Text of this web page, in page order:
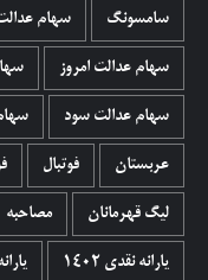
سامسونگ سهام
سهام عدالت امروز
سهام عدالت سود
عربستان فوتبال
لیگ قهرمانان مصاحبه
یارانه نقدی 1402 یارانه